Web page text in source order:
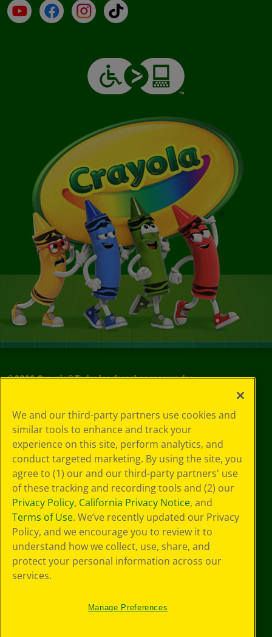
YouTube (en inglés)
Facebook (en inglés)
Instagram (en inglés)
TikTok
©2026Crayola® Todos los derechos reservados.
de privacidad
Política de
privacidad
Términos de SMS
GDPR
Aviso de
privacidad de CA
Cookie
Preferences
Condiciones de
uso
Accesibilidad web
Mapa del sitio
We and our third-party partners use cookies and
similar tools to enhance and track your
experience on this site, perform analytics, and
conduct targeted marketing. By using the site, you
agree to (1) our and our third-party partners' use
of these tracking and recording tools and (2) our
Privacy Policy, California Privacy Notice, and
Terms of Use. We’ve recently updated our Privacy
Policy, and we encourage you to review it to
understand how we collect, use, share, and
protect your personal information across our
services.
Manage Preferences